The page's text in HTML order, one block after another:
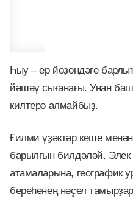
Һыу – ер йөҙөндәге
йәшәү сығанағы. Унан
килтерә алмайбыҙ.
Ғилми үҙәктәр кеше
барылғын билдәләй.
атамаларына, географик
береһенең нәҫел